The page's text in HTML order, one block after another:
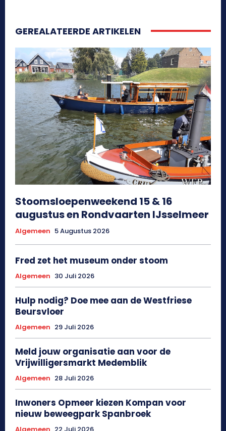
GEREALATEERDE ARTIKELEN
Stoomsloepenweekend 15 & 16
augustus en Rondvaarten IJsselmeer
Algemeen 5 Augustus 2026
Fred zet het museum onder stoom
Algemeen 30 Juli 2026
Hulp nodig? Doe mee aan de Westfriese
Beursvloer
Algemeen 29 Juli 2026
Meld jouw organisatie aan voor de
Vrijwilligersmarkt Medemblik
Algemeen 28 Juli 2026
Inwoners Opmeer kiezen Kompan voor
nieuw beweegpark Spanbroek